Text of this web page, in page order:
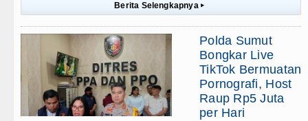
Berita Selengkapnya ▸
Polda Sumut
Bongkar Live
TikTok Bermuatan
Pornografi, Host
Raup Rp5 Juta
per Hari